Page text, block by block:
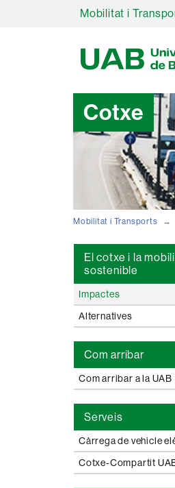
Mobilitat i
Cotxe
Mobilitat i Transports
El cotxe i la
sostenible
Impactes
Alternatives
Com arribar
Com arribar a la UAB
Serveis
Càrrega de vehicle
Cotxe-Compartit